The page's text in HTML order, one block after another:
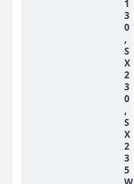
1
3
0
,
S
X
2
3
0
,
S
X
2
3
5